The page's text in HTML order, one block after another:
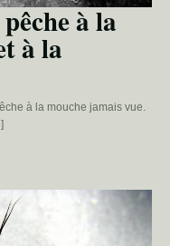
à la
à la
à la mouche jamais vue.